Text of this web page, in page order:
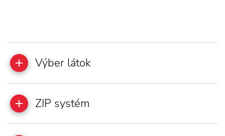
Výber látok
ZIP systém